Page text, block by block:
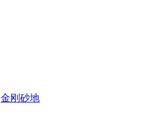
金刚砂地